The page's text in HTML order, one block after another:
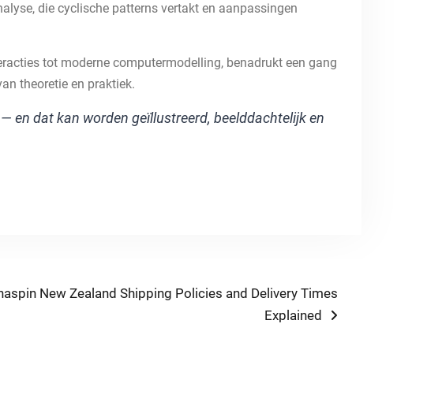
die cyclische patterns vertakt en aanpassingen
tot moderne computermodelling, benadrukt een gang
theoretie en praktiek.
en dat kan worden geïllustreerd, beelddachtelijk en
New Zealand Shipping Policies and Delivery Times
Explained